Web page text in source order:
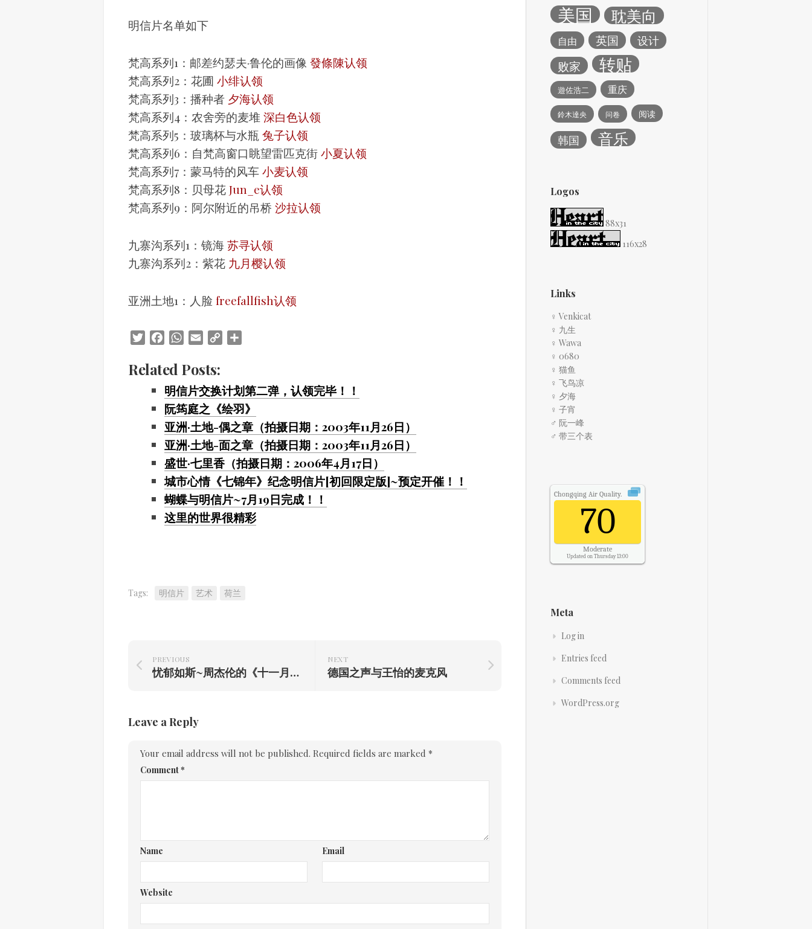
明信片名单如下
梵高系列1：邮差约瑟夫·鲁伦的画像 發條陳认领
梵高系列2：花圃 小绯认领
梵高系列3：播种者 夕海认领
梵高系列4：农舍旁的麦堆 深白色认领
梵高系列5：玻璃杯与水瓶 兔子认领
梵高系列6：自梵高窗口眺望雷匹克街小夏认领
梵高系列7：蒙马特的风车小麦认领
梵高系列8：贝母花Jun_e认领
梵高系列9：阿尔附近的吊桥 沙拉认领
九寨沟系列1：镜海苏寻认领
九寨沟系列2：紫花 九月樱认领
亚洲土地1：人脸 freefallfish认领
TwitterFacebookWhatsApp
Email Copy
Related Posts:
明信片交换计划第二弹，认领完毕！！
阮筠庭之《绘羽》
亚洲·土地-偶之章（拍摄日期：2003年11月26日）
亚洲·土地-面之章（拍摄日期：2003年11月26日）
盛世·七里香（拍摄日期：2006年4月17日）
城市心情《七锦年》纪念明信片[初回限定版]~预定开催！！
蝴蝶与明信片~7月19日完成！！
这里的世界很精彩
Tags: 明信片 艺术 荷兰
NEXT
德国之声与王怡的麦克风
PREVIOUS
忧郁如斯~周杰伦的《十一月肖邦》
Leave a Reply
Your email address will not be published. Required fields are marked *
Comment*
Name Email
Website
美国 耽美向
自由 英国 设计
败家 转贴
遊佐浩二 重庆
鈴木達央 问卷 阅读
韩国 音乐
Logos
88x31
116x28
Links
♀ Venkicat
♀ 九生
♀ Wawa
♀ 0680
♀ 猫鱼
♀ 飞鸟凉
♀ 夕海
♀ 子宵
♂ 阮一峰
♂ 带三个表
Chongqing Air Quality.
70
Moderate
Updated on Thursday 13:00
Meta
Log in
Entries feed
Comments feed
WordPress.org